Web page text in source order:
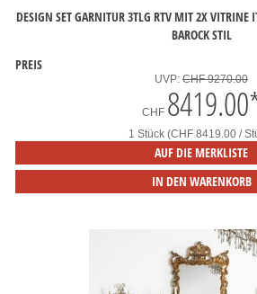
DESIGN SET GARNITUR 3TLG RTV MIT 2X VITRINE
BAROCK STIL
PREIS
UVP: CHF 9270.00
CHF 8419.00
1 Stück (CHF 8419.00 /
AUF DIE MERKLISTE
IN DEN WARENKORB